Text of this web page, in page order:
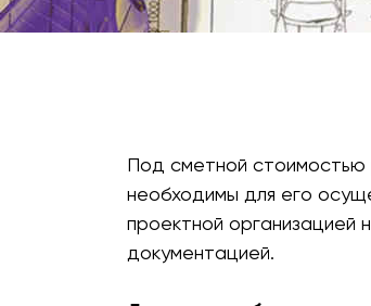
Под сметной стоимостью
необходимы для его
проектной организацией
документацией.